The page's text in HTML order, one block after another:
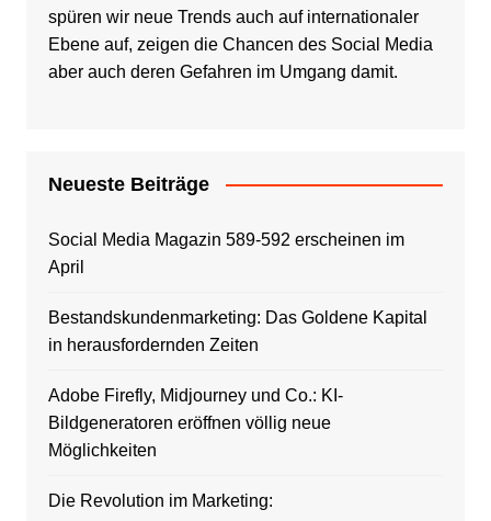
spüren wir neue Trends auch auf internationaler
Ebene auf, zeigen die Chancen des Social Media
aber auch deren Gefahren im Umgang damit.
Neueste Beiträge
Social Media Magazin 589-592 erscheinen im
April
Bestandskundenmarketing: Das Goldene Kapital
in herausfordernden Zeiten
Adobe Firefly, Midjourney und Co.: KI-
Bildgeneratoren eröffnen völlig neue
Möglichkeiten
Die Revolution im Marketing: